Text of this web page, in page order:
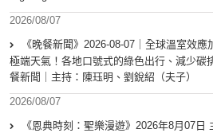
2026/08/07
《晚餐新聞》2026-08-07｜全球溫室效
極端天氣！各地口號式的綠色出行、減少碳
餐新聞｜主持：陳珏明、劉銳紹（夫子）
2026/08/07
《恩典時刻：聖樂漫遊》2026年8月07日